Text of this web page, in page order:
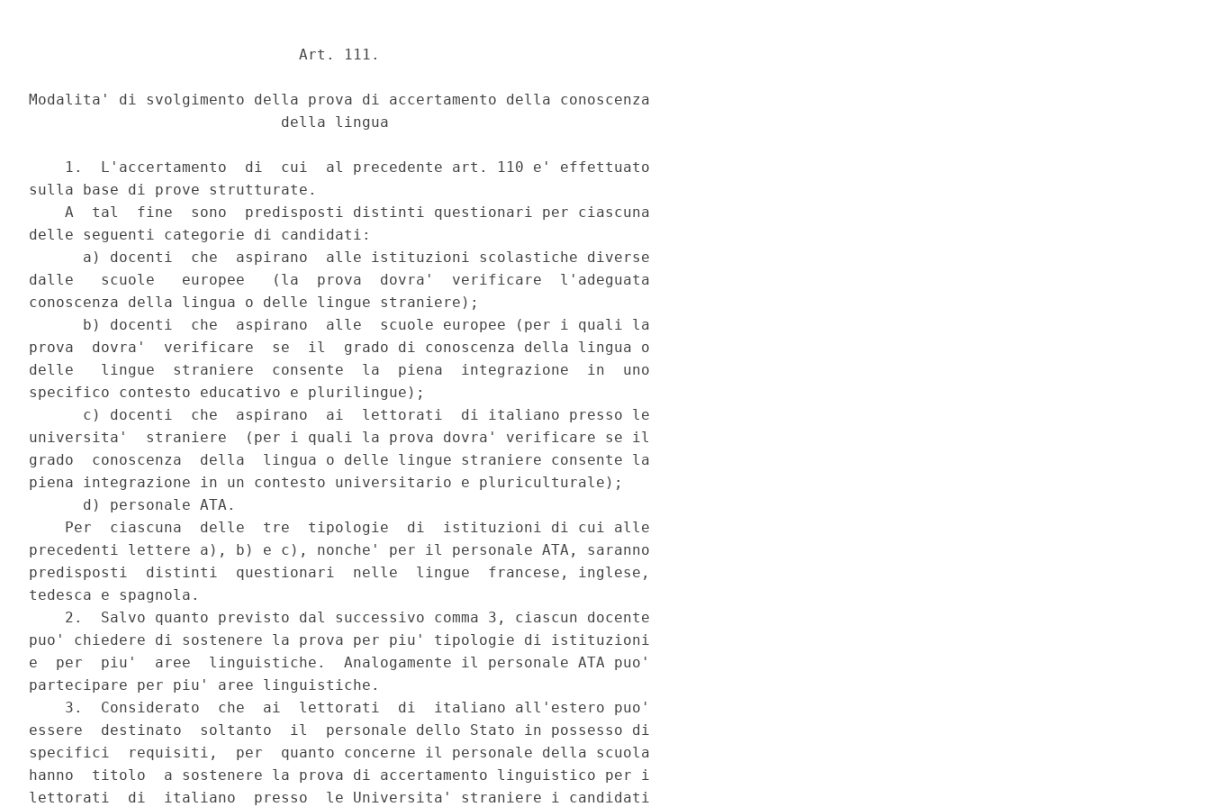
                              Art. 111.
Modalita' di svolgimento della prova di accertamento della conoscenza
                            della lingua
    1.  L'accertamento  di  cui  al precedente art. 110 e' effettuato
sulla base di prove strutturate.
    A  tal  fine  sono  predisposti distinti questionari per ciascuna
delle seguenti categorie di candidati:
      a) docenti  che  aspirano  alle istituzioni scolastiche diverse
dalle   scuole   europee   (la  prova  dovra'  verificare  l'adeguata
conoscenza della lingua o delle lingue straniere);
      b) docenti  che  aspirano  alle  scuole europee (per i quali la
prova  dovra'  verificare  se  il  grado di conoscenza della lingua o
delle   lingue  straniere  consente  la  piena  integrazione  in  uno
specifico contesto educativo e plurilingue);
      c) docenti  che  aspirano  ai  lettorati  di italiano presso le
universita'  straniere  (per i quali la prova dovra' verificare se il
grado  conoscenza  della  lingua o delle lingue straniere consente la
piena integrazione in un contesto universitario e pluriculturale);
      d) personale ATA.
    Per  ciascuna  delle  tre  tipologie  di  istituzioni di cui alle
precedenti lettere a), b) e c), nonche' per il personale ATA, saranno
predisposti  distinti  questionari  nelle  lingue  francese, inglese,
tedesca e spagnola.
    2.  Salvo quanto previsto dal successivo comma 3, ciascun docente
puo' chiedere di sostenere la prova per piu' tipologie di istituzioni
e  per  piu'  aree  linguistiche.  Analogamente il personale ATA puo'
partecipare per piu' aree linguistiche.
    3.  Considerato  che  ai  lettorati  di  italiano all'estero puo'
essere  destinato  soltanto  il  personale dello Stato in possesso di
specifici  requisiti,  per  quanto concerne il personale della scuola
hanno  titolo  a sostenere la prova di accertamento linguistico per i
lettorati  di  italiano  presso  le Universita' straniere i candidati